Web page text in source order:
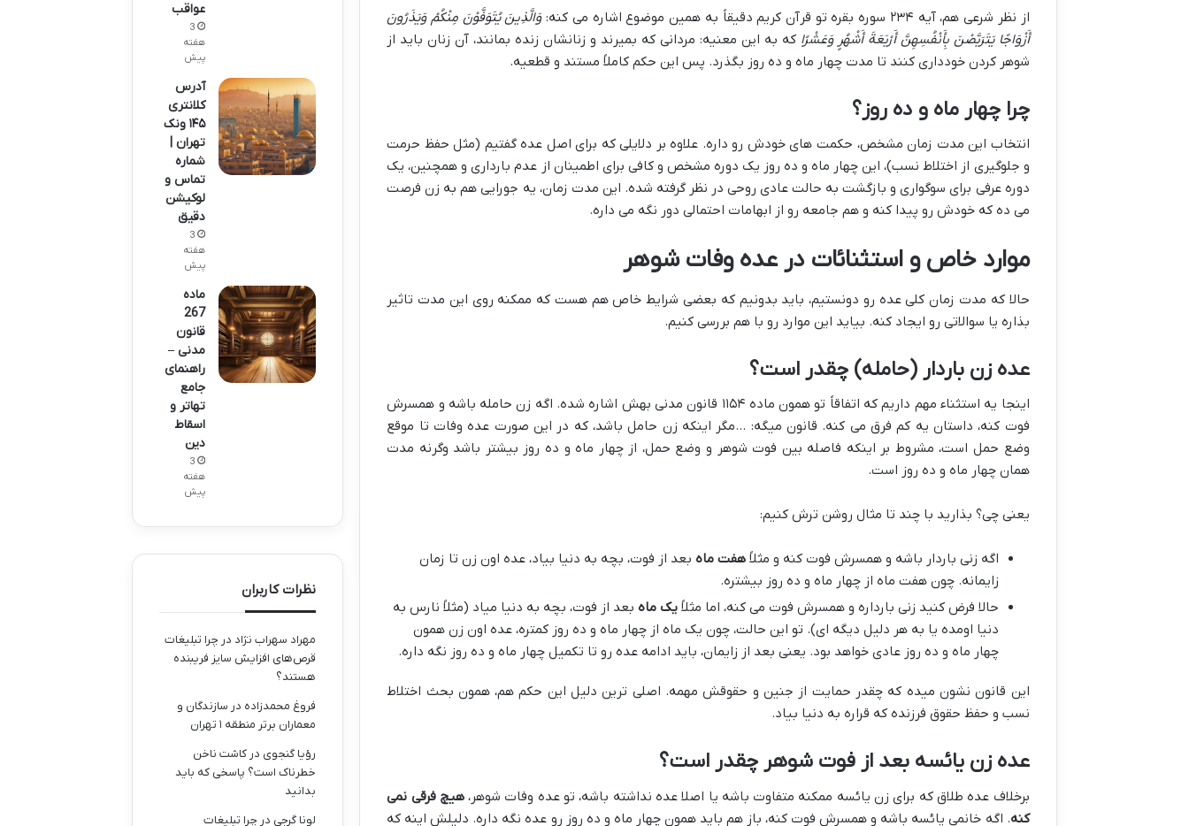
از نظر شرعی هم، آیه ۲۳۴ سوره بقره تو قرآن کریم دقیقاً به همین موضوع اشاره می کنه:
وَالَّذِينَ يُتَوَفَّوْنَ مِنْكُمْ وَيَذَرُونَ
أَزْوَاجًا يَتَرَبَّصْنَ بِأَنْفُسِهِنَّ أَرْبَعَةَ أَشْهُرٍ وَعَشْرًا که به این معنیه: مردانی که بمیرند و زنانشان زنده بمانند، آن زنان باید از
شوهر کردن خودداری کنند تا مدت چهار ماه و ده روز بگذرد. پس این حکم کاملاً مستند و قطعیه.
چرا چهار ماه و ده روز؟
انتخاب این مدت زمان مشخص، حکمت های خودش رو داره. علاوه بر دلایلی که برای اصل عده گفتیم (مثل حفظ حرمت
و جلوگیری از اختلاط نسب)، این چهار ماه و ده روز یک دوره مشخص و کافی برای اطمینان از عدم بارداری و همچنین، یک
دوره عرفی برای سوگواری و بازگشت به حالت عادی روحی در نظر گرفته شده. این مدت زمان، یه جورایی هم به زن فرصت
می ده که خودش رو پیدا کنه و هم جامعه رو از ابهامات احتمالی دور نگه می داره.
موارد خاص و استثنائات در عده وفات شوهر
حالا که مدت زمان کلی عده رو دونستیم، باید بدونیم که بعضی شرایط خاص هم هست که ممکنه روی این مدت تاثیر
بذاره یا سوالاتی رو ایجاد کنه. بیاید این موارد رو با هم بررسی کنیم.
عده زن باردار (حامله) چقدر است؟
اینجا یه استثناء مهم داریم که اتفاقاً تو همون ماده ۱۱۵۴ قانون مدنی بهش اشاره شده. اگه زن حامله باشه و همسرش
فوت کنه، داستان یه کم فرق می کنه. قانون میگه: …مگر اینکه زن حامل باشد، که در این صورت عده وفات تا موقع
وضع حمل است، مشروط بر اینکه فاصله بین فوت شوهر و وضع حمل، از چهار ماه و ده روز بیشتر باشد وگرنه مدت
همان چهار ماه و ده روز است.
یعنی چی؟ بذارید با چند تا مثال روشن ترش کنیم:
اگه زنی باردار باشه و همسرش فوت کنه و مثلاًهفت ماه بعد از فوت، بچه به دنیا بیاد، عده اون زن تا زمان
زایمانه. چون هفت ماه از چهار ماه و ده روز بیشتره.
حالا فرض کنید زنی بارداره و همسرش فوت می کنه، اما مثلاًیک ماه بعد از فوت، بچه به دنیا میاد (مثلاً نارس به
دنیا اومده یا به هر دلیل دیگه ای). تو این حالت، چون یک ماه از چهار ماه و ده روز کمتره، عده اون زن همون
چهار ماه و ده روز عادی خواهد بود. یعنی بعد از زایمان، باید ادامه عده رو تا تکمیل چهار ماه و ده روز نگه داره.
این قانون نشون میده که چقدر حمایت از جنین و حقوقش مهمه. اصلی ترین دلیل این حکم هم، همون بحث اختلاط
نسب و حفظ حقوق فرزنده که قراره به دنیا بیاد.
عده زن یائسه بعد از فوت شوهر چقدر است؟
برخلاف عده طلاق که برای زن یائسه ممکنه متفاوت باشه یا اصلا عده نداشته باشه، تو عده وفات شوهر،هیچ فرقی نمی
کنه. اگه خانمی یائسه باشه و همسرش فوت کنه، باز هم باید همون چهار ماه و ده روز رو عده نگه داره. دلیلش اینه که
عواقب
3
هفته
پیش
آدرس
کلانتری
۱۴۵ ونک
تهران |
شماره
تماس و
لوکیشن
دقیق
3
هفته
پیش
ماده
267
قانون
مدنی –
راهنمای
جامع
تهاتر و
اسقاط
دین
3
هفته
پیش
نظرات کاربران
مهراد سهراب نژاد در چرا تبلیغات
قرص‌های افزایش سایز فریبنده
هستند؟
فروغ محمدزاده در سازندگان و
معماران برتر منطقه ۱ تهران
رؤیا گنجوی در کاشت ناخن
خطرناک است؟ پاسخی که باید
بدانید
لونا گرجی در چرا تبلیغات